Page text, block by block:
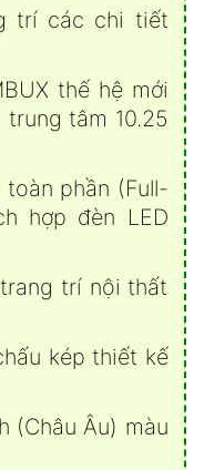
trí các chi tiết
thế hệ mới
tâm 10.25
toàn phần (Full-
hợp đèn LED
trí nội thất
kép thiết kế
(Châu Âu) màu